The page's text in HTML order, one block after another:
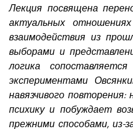
Лекция посвящена
актуальных
взаимодействия из
выборами и
логика
экспериментами
навязчивого
психику и побуждает
прежними способами, из-